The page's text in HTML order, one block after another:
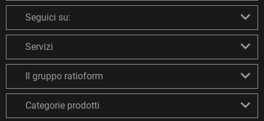
Seguici su:
Servizi
Il gruppo ratioform
Categorie prodotti